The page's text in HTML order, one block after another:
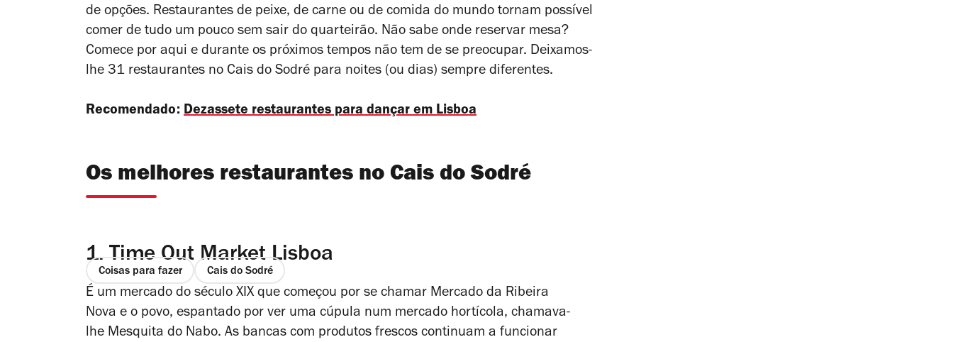
de opções. Restaurantes de peixe, de carne ou de comida do mundo tornam possível
comer de tudo um pouco sem sair do quarteirão. Não sabe onde reservar mesa?
Comece por aqui e durante os próximos tempos não tem de se preocupar. Deixamos-
lhe 31 restaurantes no Cais do Sodré para noites (ou dias) sempre diferentes.
Recomendado: Dezassete restaurantes para dançar em Lisboa
Os melhores restaurantes no Cais do Sodré
1. Time Out Market Lisboa
Coisas para fazer Cais do Sodré
É um mercado do século XIX que começou por se chamar Mercado da Ribeira
Nova e o povo, espantado por ver uma cúpula num mercado hortícola, chamava-
lhe Mesquita do Nabo. As bancas com produtos frescos continuam a funcionar